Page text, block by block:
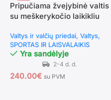
Pripučiama žvejybinė valtis
su meškerykočio laikikliu
Valtys ir valčių priedai Valtys
SPORTAS IR LAISVALAIKIS
Yra sandėlyje
240.00€ su PVM